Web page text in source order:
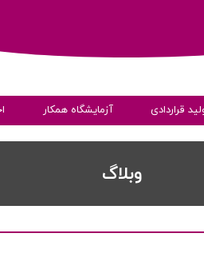
قراردادی آزمایشگاه همکار
​​وبلاگ